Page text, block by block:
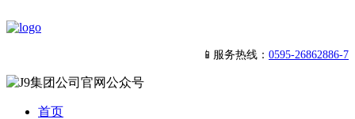
📱服务热线： 0595-26862886-7
首页